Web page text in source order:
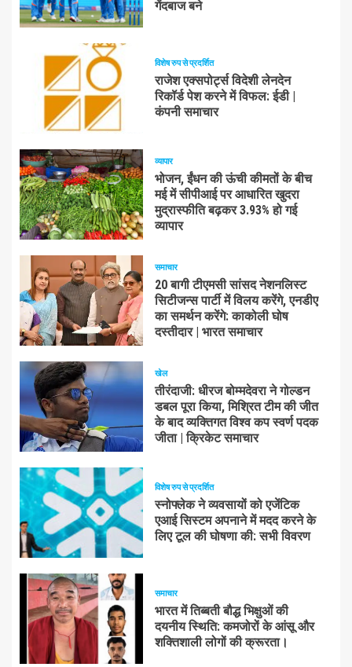
गेंदबाज बने
विशेष रुप से प्रदर्शित
राजेश एक्सपोर्ट्स विदेशी लेनदेन
रिकॉर्ड पेश करने में विफल: ईडी |
कंपनी समाचार
व्यापार
भोजन, ईंधन की ऊंची कीमतों के बीच
मई में सीपीआई पर आधारित खुदरा
मुद्रास्फीति बढ़कर 3.93% हो गई
व्यापार
समाचार
20 बागी टीएमसी सांसद नेशनलिस्ट
सिटीजन्स पार्टी में विलय करेंगे, एनडीए
का समर्थन करेंगे: काकोली घोष
दस्तीदार | भारत समाचार
खेल
तीरंदाजी: धीरज बोम्मदेवरा ने गोल्डन
डबल पूरा किया, मिश्रित टीम की जीत
के बाद व्यक्तिगत विश्व कप स्वर्ण पदक
जीता | क्रिकेट समाचार
विशेष रुप से प्रदर्शित
स्नोफ्लेक ने व्यवसायों को एजेंटिक
एआई सिस्टम अपनाने में मदद करने के
लिए टूल की घोषणा की: सभी विवरण
समाचार
भारत में तिब्बती बौद्ध भिक्षुओं की
दयनीय स्थिति: कमजोरों के आंसू और
शक्तिशाली लोगों की क्रूरता।